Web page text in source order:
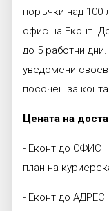
поръчки над 100
офис на Еконт.
до 5 работни
уведомени
посочен за
Цената на
- Еконт до ОФИС
план на
- Еконт до АДРЕС